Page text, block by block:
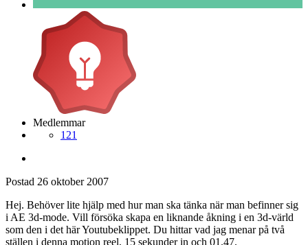
Medlemmar
121
Postad 26 oktober 2007
Hej. Behöver lite hjälp med hur man ska tänka när man befinner sig
i AE 3d-mode. Vill försöka skapa en liknande åkning i en 3d-värld
som den i det här Youtubeklippet. Du hittar vad jag menar på två
ställen i denna motion reel, 15 sekunder in och 01.47.